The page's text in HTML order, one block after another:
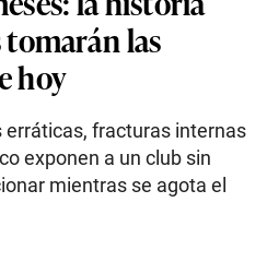
las
hoy
erráticas, fracturas internas
exponen a un club sin
mientras se agota el